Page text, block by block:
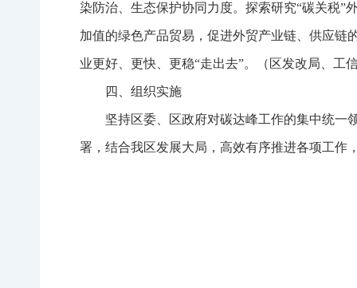
染防治、生态保护协同力度。探索研究“碳关税”
加值的绿色产品贸易，促进外贸产业链、供应链
业更好、更快、更稳“走出去”。（区发改局、工
四、组织实施
坚持区委、区政府对碳达峰工作的集中统一
署，结合我区发展大局，高效有序推进各项工作